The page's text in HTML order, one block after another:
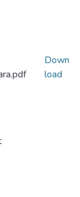
Down
load